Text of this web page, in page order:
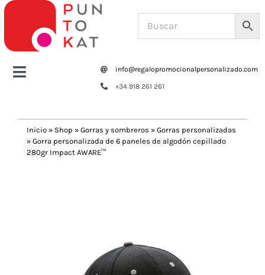
Saltar
contenido
Toggle
Tazas y botellas
info@regalopromocionalpersonalizado.com
+34 918 261 261
Inicio » Shop » Gorras y sombreros » Gorras personalizadas
» Gorra personalizada de 6 paneles de algodón cepillado
280gr Impact AWARE™